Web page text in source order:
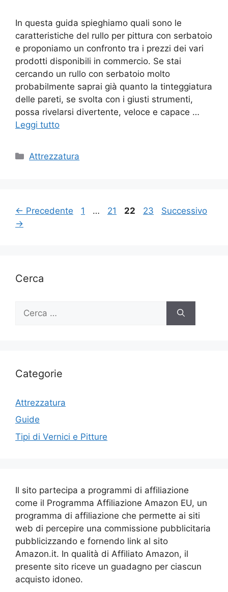
In questa guida spieghiamo quali sono le
caratteristiche del rullo per pittura con serbatoio
e proponiamo un confronto tra i prezzi dei vari
prodotti disponibili in commercio. Se stai
cercando un rullo con serbatoio molto
probabilmente saprai già quanto la tinteggiatura
delle pareti, se svolta con i giusti strumenti,
possa rivelarsi divertente, veloce e capace …
Leggi tutto
Categorie
Attrezzatura
← Precedente Pagina
1 … Pagina
21 Pagina
22 Pagina
23
Successivo
→
Cerca
per:
Categorie
Attrezzatura
Guide
Tipi di Vernici e Pitture
Il sito partecipa a programmi di affiliazione
come il Programma Affiliazione Amazon EU, un
programma di affiliazione che permette ai siti
web di percepire una commissione pubblicitaria
pubblicizzando e fornendo link al sito
Amazon.it. In qualità di Affiliato Amazon, il
presente sito riceve un guadagno per ciascun
acquisto idoneo.